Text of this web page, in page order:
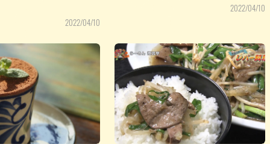
2022/04/10
2022/04/10